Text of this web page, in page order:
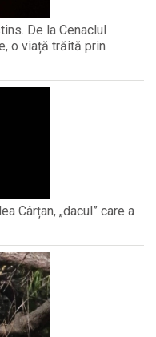
De la Cenaclul
o viață trăită prin
Cârțan, „dacul” care a